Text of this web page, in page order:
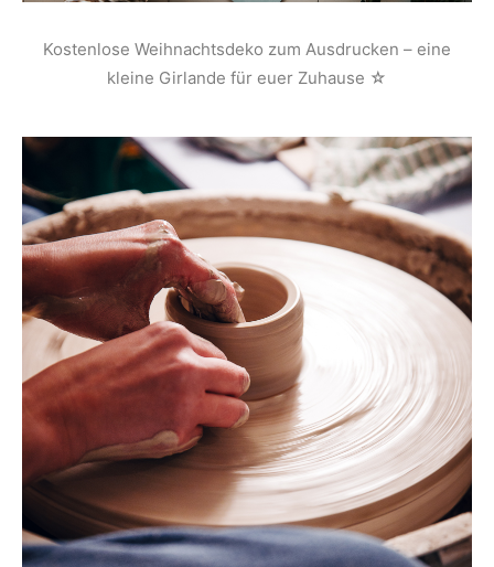
Kostenlose Weihnachtsdeko zum Ausdrucken – eine
kleine Girlande für euer Zuhause ☆